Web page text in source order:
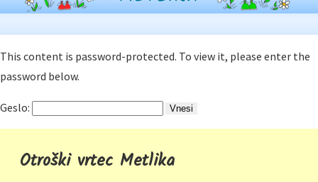
This content is password-protected. To view it, please enter the
password below.
Geslo:
Otroški vrtec Metlika